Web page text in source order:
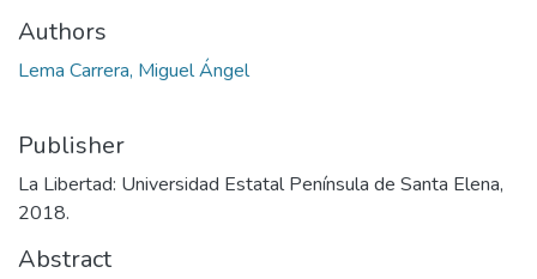
Authors
Lema Carrera, Miguel Ángel
Publisher
La Libertad: Universidad Estatal Península de Santa Elena,
2018.
Abstract